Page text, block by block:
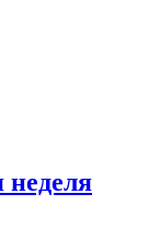
неделя